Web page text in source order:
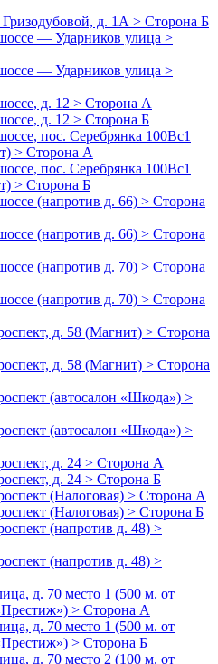
д. 1А > Сторона Б
— Ударников улица >
— Ударников улица >
д. 12 > Сторона А
д. 12 > Сторона Б
пос. Серебрянка 100Вс1
> Сторона А
пос. Серебрянка 100Вс1
> Сторона Б
(напротив д. 66) > Сторона
(напротив д. 66) > Сторона
(напротив д. 70) > Сторона
(напротив д. 70) > Сторона
д. 58 (Магнит) > Сторона
д. 58 (Магнит) > Сторона
(автосалон «Шкода») >
(автосалон «Шкода») >
д. 24 > Сторона А
д. 24 > Сторона Б
(Налоговая) > Сторона А
(Налоговая) > Сторона Б
(напротив д. 48) >
(напротив д. 48) >
д. 70 место 1 (500 м. от
> Сторона А
д. 70 место 1 (500 м. от
> Сторона Б
д. 70 место 2 (100 м. от